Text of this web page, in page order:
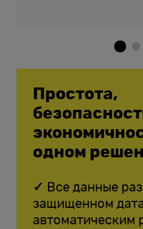
Простота,
одном
Все данные
защищенном
автоматическим